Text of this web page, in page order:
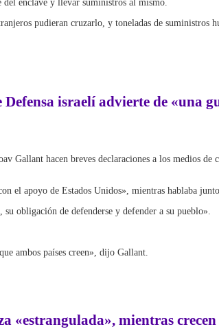
del enclave y llevar suministros al mismo.
pudieran cruzarlo, y toneladas de
israelí advierte de «una
Gallant hacen breves declaraciones a los medios
el apoyo de Estados Unidos», mientras hablaba
obligación de defenderse y defender a su pueblo».
ambos países creen», dijo Gallant.
«estrangulada», mientras